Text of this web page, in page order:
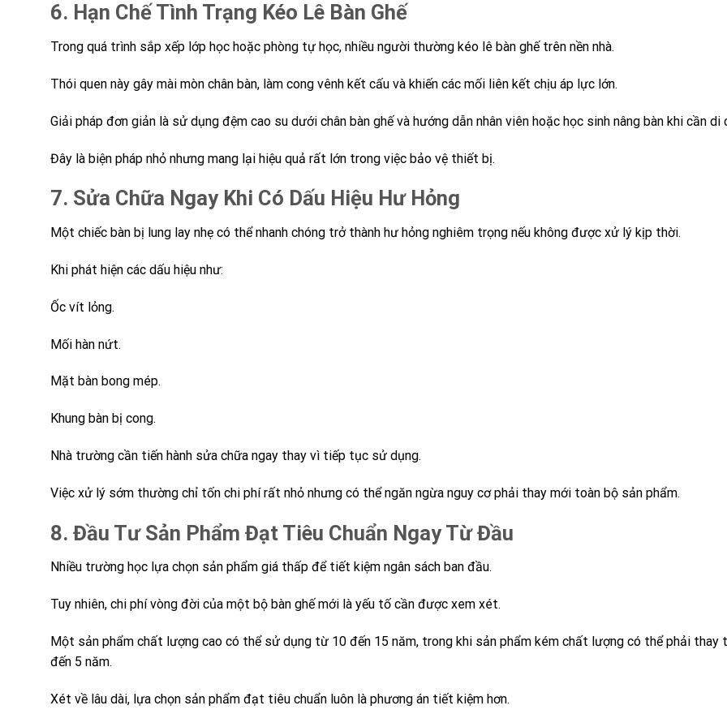
6. Hạn Chế Tình Trạng Kéo Lê Bàn Ghế
Trong quá trình sắp xếp lớp học hoặc phòng tự học, nhiều người thường kéo lê bàn ghế trên nền nhà.
Thói quen này gây mài mòn chân bàn, làm cong vênh kết cấu và khiến các mối liên kết chịu áp lực lớn.
Giải pháp đơn giản là sử dụng đệm cao su dưới chân bàn ghế và hướng dẫn nhân viên hoặc học sinh nâng bàn khi cần di
Đây là biện pháp nhỏ nhưng mang lại hiệu quả rất lớn trong việc bảo vệ thiết bị.
7. Sửa Chữa Ngay Khi Có Dấu Hiệu Hư Hỏng
Một chiếc bàn bị lung lay nhẹ có thể nhanh chóng trở thành hư hỏng nghiêm trọng nếu không được xử lý kịp thời.
Khi phát hiện các dấu hiệu như:
Ốc vít lỏng.
Mối hàn nứt.
Mặt bàn bong mép.
Khung bàn bị cong.
Nhà trường cần tiến hành sửa chữa ngay thay vì tiếp tục sử dụng.
Việc xử lý sớm thường chỉ tốn chi phí rất nhỏ nhưng có thể ngăn ngừa nguy cơ phải thay mới toàn bộ sản phẩm.
8. Đầu Tư Sản Phẩm Đạt Tiêu Chuẩn Ngay Từ Đầu
Nhiều trường học lựa chọn sản phẩm giá thấp để tiết kiệm ngân sách ban đầu.
Tuy nhiên, chi phí vòng đời của một bộ bàn ghế mới là yếu tố cần được xem xét.
Một sản phẩm chất lượng cao có thể sử dụng từ 10 đến 15 năm, trong khi sản phẩm kém chất lượng có thể phải thay
đến 5 năm.
Xét về lâu dài, lựa chọn sản phẩm đạt tiêu chuẩn luôn là phương án tiết kiệm hơn.